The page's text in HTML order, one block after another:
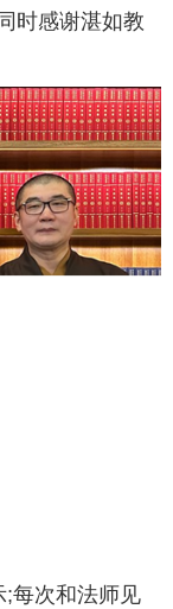
时感谢湛如教
;每次和法师见